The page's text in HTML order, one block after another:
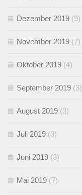
Dezember 2019 (9)
November 2019 (7)
Oktober 2019 (4)
September 2019 (3)
August 2019 (3)
Juli 2019 (3)
Juni 2019 (3)
Mai 2019 (7)